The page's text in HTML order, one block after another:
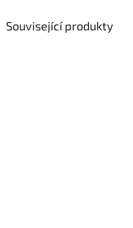
Související produkty